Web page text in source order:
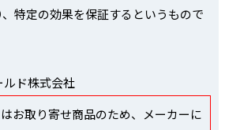
特定の効果を保証するというもので
ルド株式会社
お取り寄せ商品のため、メーカーに